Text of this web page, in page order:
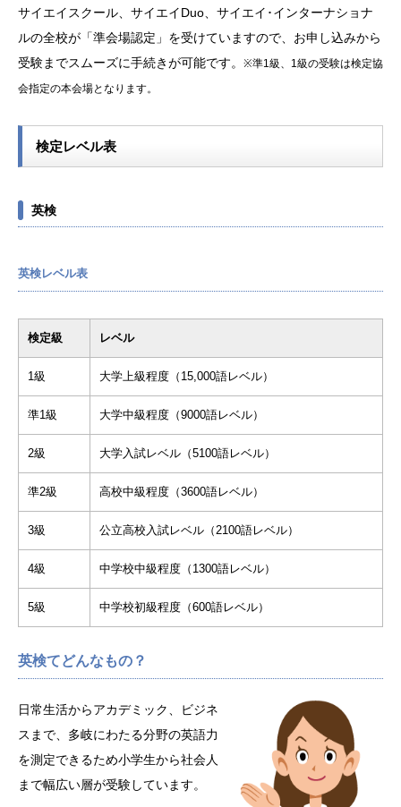
サイエイスクール、サイエイDuo、サイエイ･インターナショナ
ルの全校が「準会場認定」を受けていますので、お申し込みから
受験までスムーズに手続きが可能です。
※準1級、1級の受験は検定協
会指定の本会場となります。
検定レベル表
英検
英検レベル表
検定級 レベル
1級 大学上級程度（15,000語レベル）
準1級 大学中級程度（9000語レベル）
2級 大学入試レベル（5100語レベル）
準2級 高校中級程度（3600語レベル）
3級 公立高校入試レベル（2100語レベル）
4級 中学校中級程度（1300語レベル）
5級 中学校初級程度（600語レベル）
英検てどんなもの？
日常生活からアカデミック、ビジネ
スまで、多岐にわたる分野の英語力
を測定できるため小学生から社会人
まで幅広い層が受験しています。